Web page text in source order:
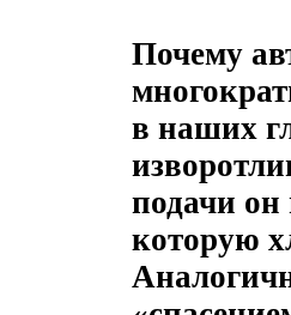
Почему
в наших
подачи он
которую